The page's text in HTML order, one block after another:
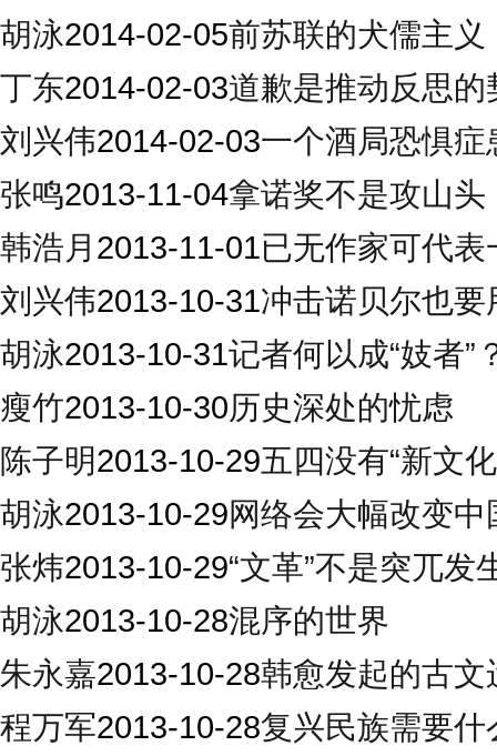
胡泳2014-02-05前苏联的犬儒主义
丁东2014-02-03道歉是推动反思的
刘兴伟2014-02-03一个酒局恐惧症
张鸣2013-11-04拿诺奖不是攻山头
韩浩月 2013-11-01已无作家可代表
刘兴伟2013-10-31冲击诺贝尔也要
胡泳2013-10-31记者何以成“妓者”
瘦竹2013-10-30历史深处的忧虑
陈子明2013-10-29五四没有“新文
胡泳2013-10-29网络会大幅改变中
张炜2013-10-29“文革”不是突兀发
胡泳2013-10-28混序的世界
朱永嘉2013-10-28韩愈发起的古
程万军2013-10-28复兴民族需要